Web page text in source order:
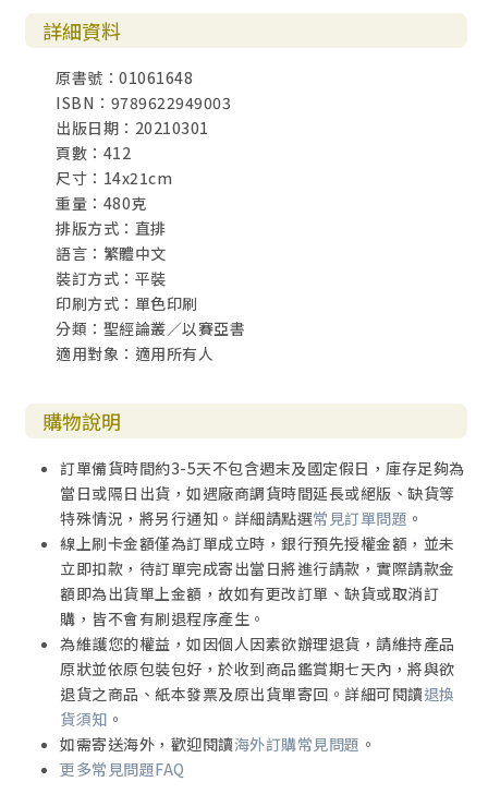
叁 拯救、公平與公義（五六1～五九21）
一 安息日與外邦人（五六1～8）
二 責備求私利的羣體（五六9～五八14）
1 責備求私利的領袖（五六9～五七2）
2 責備拜偶像的子民（五七3～13）
3 耶和華看顧謙卑者（五七14～21）
4 禁食與公平公義（五八1～14）
三 悔改與報應（五九1～21）
1 呼籲領袖與官長悔改（五九1～15上）
2 耶和華的拯救與報應（五九15下～21）
肆 發光與好信息（六十1～六二12）
一 興起！發出上帝的榮光！（六十1～22）
1 萬國要來就你的光（六十1～9）
3 錫安藉公義發光（六十17～22）
二 好信息臨到謙卑的人（六一1～3）
1 耶和華賜福公義之民（六一4～11）
2 耶和華賜福公義之城（六二1～9）
3 聖民與被眷顧之城（六二10～12）
伍 新天新地與終極的抉擇（六三1～六六24）
一 孤獨的神性戰士（六三1～6）
二 裂天而降的臨在與哀歌（六三7～六四12）
1 上帝的拯救與百姓的悖逆（六三7～14）
2 呼求主的羣體哀歌（六三15～19）
3 願你裂天而降（六四1～7）
4 祈求上帝垂顧（六四8～12）
三 悖逆還是作僕人？（六五1～16）
1 責備百姓的悖逆（六五1～7）
詳細資料
原書號：01061648
ISBN：9789622949003
出版日期：20210301
頁數：412
尺寸：14x21cm
重量：480克
排版方式：直排
語言：繁體中文
裝訂方式：平裝
印刷方式：單色印刷
分類：聖經論叢／以賽亞書
適用對象：適用所有人
購物說明
訂單備貨時間約3-5天不包含週末及國定假日，庫存足夠為
當日或隔日出貨，如遇廠商調貨時間延長或絕版、缺貨等
特殊情況，將另行通知。詳細請點選常見訂單問題 。
線上刷卡金額僅為訂單成立時，銀行預先授權金額，並未
立即扣款，待訂單完成寄出當日將進行請款，實際請款金
額即為出貨單上金額，故如有更改訂單、缺貨或取消訂
購，皆不會有刷退程序產生。
為維護您的權益，如因個人因素欲辦理退貨，請維持產品
原狀並依原包裝包好，於收到商品鑑賞期七天內，將與欲
退貨之商品、紙本發票及原出貨單寄回。詳細可閱讀退換
貨須知 。
如需寄送海外，歡迎閱讀海外訂購常見問題 。
更多常見問題FAQ